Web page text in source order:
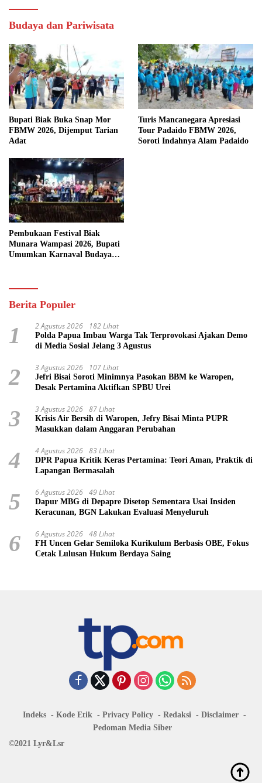
Budaya dan Pariwisata
Bupati Biak Buka Snap Mor
FBMW 2026, Dijemput Tarian
Adat
Turis Mancanegara Apresiasi
Tour Padaido FBMW 2026,
Soroti Indahnya Alam Padaido
Pembukaan Festival Biak
Munara Wampasi 2026, Bupati
Umumkan Karnaval Budaya
Berita Populer
1 2 Agustus 2026 182 Lihat
Polda Papua Imbau Warga Tak Terprovokasi Ajakan Demo
di Media Sosial Jelang 3 Agustus
2 3 Agustus 2026 107 Lihat
Jefri Bisai Soroti Minimnya Pasokan BBM ke Waropen,
Desak Pertamina Aktifkan SPBU Urei
3 3 Agustus 2026 87 Lihat
Krisis Air Bersih di Waropen, Jefry Bisai Minta PUPR
Masukkan dalam Anggaran Perubahan
4 4 Agustus 2026 83 Lihat
DPR Papua Kritik Keras Pertamina: Teori Aman, Praktik di
Lapangan Bermasalah
5 6 Agustus 2026 49 Lihat
Dapur MBG di Depapre Disetop Sementara Usai Insiden
Keracunan, BGN Lakukan Evaluasi Menyeluruh
6 6 Agustus 2026 48 Lihat
FH Uncen Gelar Semiloka Kurikulum Berbasis OBE, Fokus
Cetak Lulusan Hukum Berdaya Saing
Indeks Kode Etik Privacy Policy Redaksi
Disclaimer
Pedoman Media Siber
©2021 Lyr&Lsr